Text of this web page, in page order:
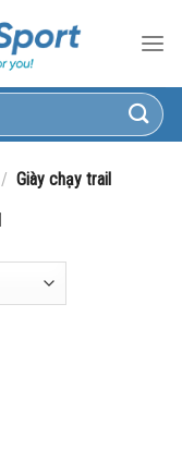
/ Giày chạy trail